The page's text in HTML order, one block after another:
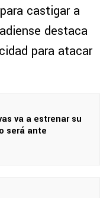
castigar a
destaca
para atacar
va a estrenar su
será ante